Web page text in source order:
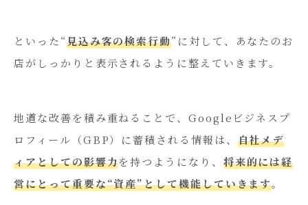
といった“見込み客の検索行動”に対して、あなたのお
店がしっかりと表示されるように整えていきます。
地道な改善を積み重ねることで、Googleビジネスプ
ロフィール（GBP）に蓄積される情報は、 自社メデ
ィアとしての影響力を持つようになり、 将来的には経
営にとって重要な“資産”として機能していきます。